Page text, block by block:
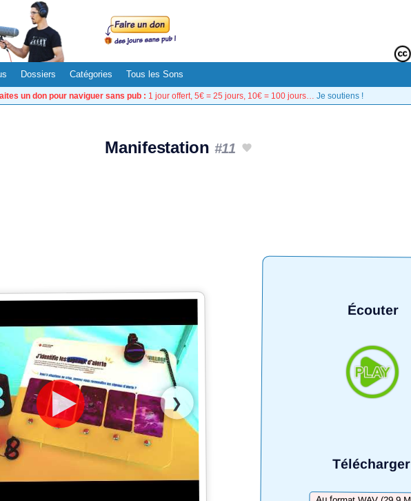
Dossiers Catégories Tous les Sons
un don pour naviguer sans pub : 1 jour offert, 5€ = 25 jours, 10€ = 100 jours… Je soutiens !
Manifestation #11
Écouter
Télécharger
Télécharger
❯